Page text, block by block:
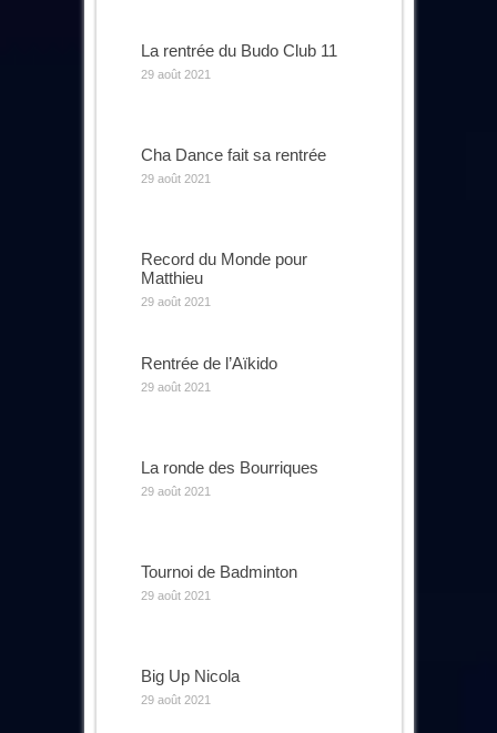
La rentrée du Budo Club 11
29 août 2021
Cha Dance fait sa rentrée
29 août 2021
Record du Monde pour
Matthieu
29 août 2021
Rentrée de l’Aïkido
29 août 2021
La ronde des Bourriques
29 août 2021
Tournoi de Badminton
29 août 2021
Big Up Nicola
29 août 2021